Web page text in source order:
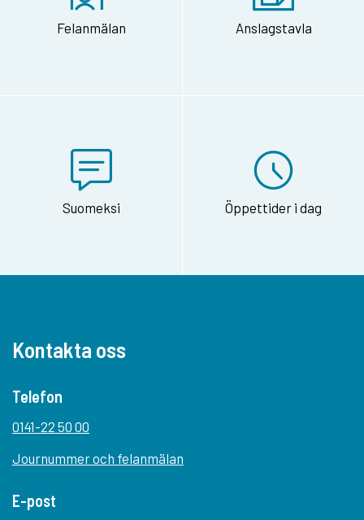
Felanmälan Anslagstavla
Suomeksi Öppettider i dag
Kontakta oss
Telefon
0141-22 50 00
Journummer och felanmälan
E-post